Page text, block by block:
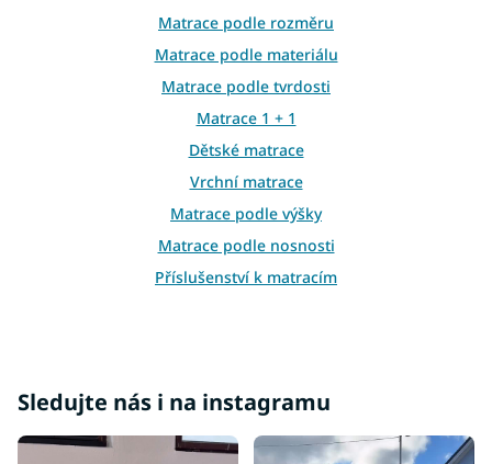
í
p
r
v
k
y
v
ý
p
i
s
u
Matrace podle rozměru
Matrace podle materiálu
Matrace podle tvrdosti
Matrace 1 + 1
Dětské matrace
Vrchní matrace
Matrace podle výšky
Matrace podle nosnosti
Příslušenství k matracím
Matrace 100x180
Matrace 100x190
Sledujte nás i na instagramu